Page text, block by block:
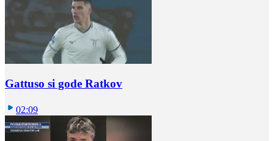
Gattuso si gode Ratkov
02:09